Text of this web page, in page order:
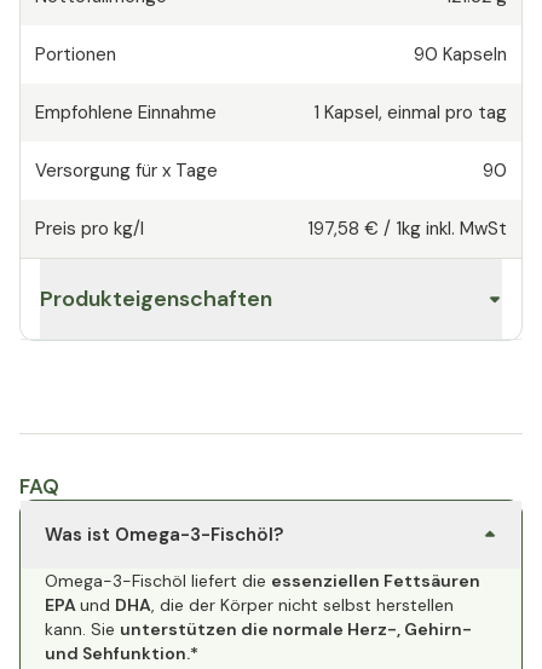
Portionen 90 Kapseln
Empfohlene Einnahme 1 Kapsel, einmal pro tag
Versorgung für x Tage 90
Preis pro kg/l 197,58 € / 1kg inkl. MwSt
Produkteigenschaften
FAQ
Was ist Omega-3-Fischöl?
Omega-3-Fischöl liefert die essenziellen Fettsäuren
EPAund DHA, die der Körper nicht selbst herstellen
kann. Sie unterstützen die normale Herz-, Gehirn-
und Sehfunktion.*